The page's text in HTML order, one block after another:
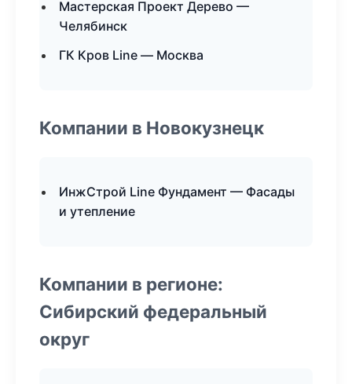
Мастерская Проект Дерево —
Челябинск
ГК Кров Line — Москва
Компании в Новокузнецк
ИнжСтрой Line Фундамент — Фасады
и утепление
Компании в регионе:
Сибирский федеральный
округ